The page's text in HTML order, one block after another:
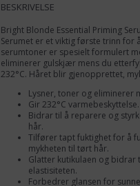
antall
BESKRIVELSE
Bright Blonde Essential Priming
Serumet er et viktig første trinn for
serumtoner er spesielt formulert
eliminerer gulskjær mens du
232°C. Håret blir gjenopprettet,
Lysner, toner og eliminerer
Gir 232°C varmebeskyttelse.
Bidrar til å reparere og
hår.
Tilfører tapt fuktighet for å
mykheten til tørt hår.
Glatter kutikulaen og bidrar
elastisiteten.
Forbedrer glansen for